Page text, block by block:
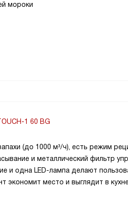
мороки
1 60 BG
(до 1000 м³/ч), есть режим
и металлический фильтр
и одна LED-лампа делают
экономит место и выглядит в